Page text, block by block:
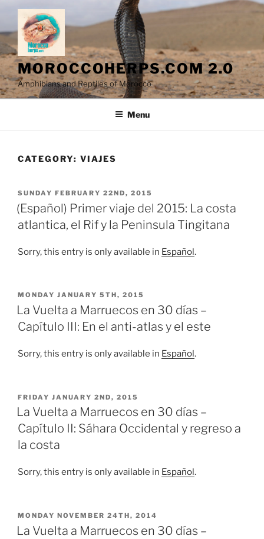
content
MOROCCOHERPS.COM 2.0
Amphibians and Reptiles of Morocco
Menu
CATEGORY: VIAJES
POSTED
ON
SUNDAY FEBRUARY 22ND, 2015
(Español) Primer viaje del 2015: La costa
atlantica, el Rif y la Peninsula Tingitana
Sorry, this entry is only available in Español.
POSTED
ON
MONDAY JANUARY 5TH, 2015
La Vuelta a Marruecos en 30 días –
Capítulo III: En el anti-atlas y el este
Sorry, this entry is only available in Español.
POSTED
ON
FRIDAY JANUARY 2ND, 2015
La Vuelta a Marruecos en 30 días –
Capítulo II: Sáhara Occidental y regreso a
la costa
Sorry, this entry is only available in Español.
POSTED
ON
MONDAY NOVEMBER 24TH, 2014
La Vuelta a Marruecos en 30 días –